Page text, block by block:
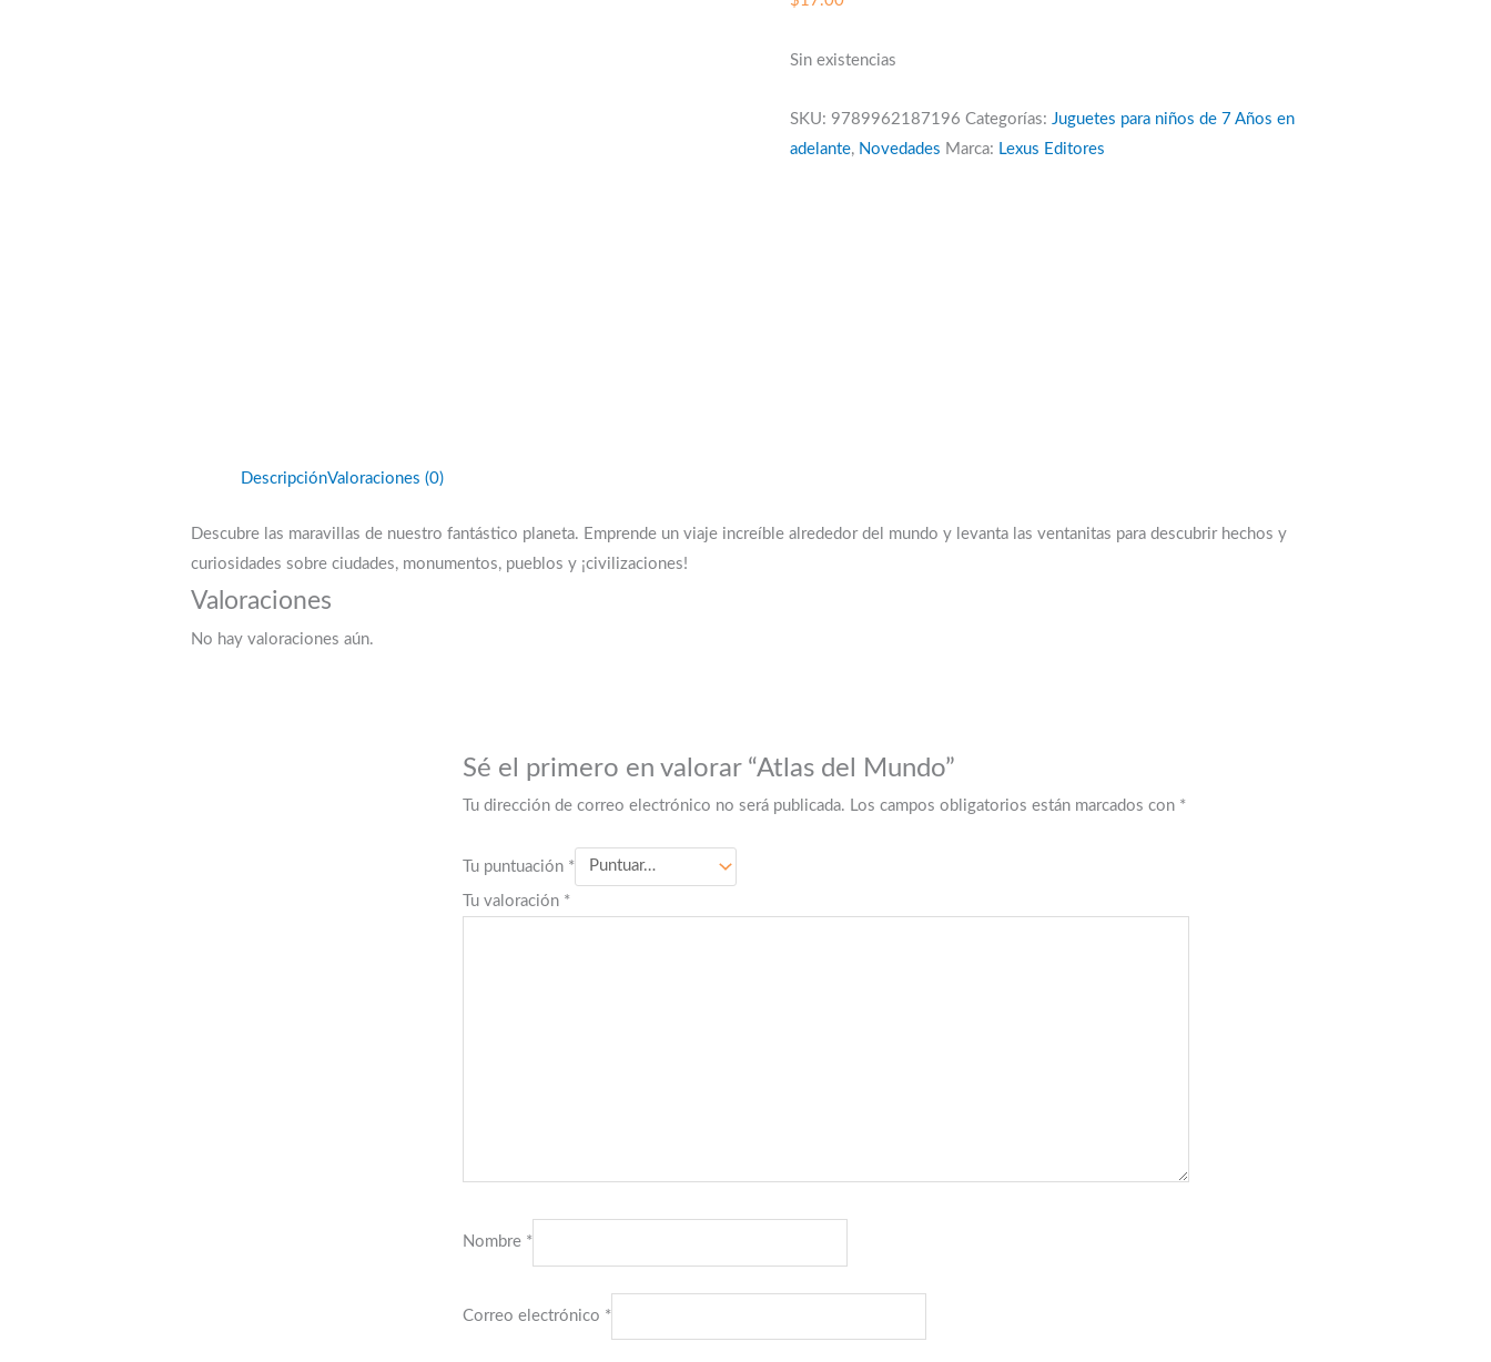
Sin existencias
SKU: 9789962187196 Categorías: Juguetes para niños de 7 Años en
adelante, Novedades Marca: Lexus Editores
DescripciónValoraciones (0)
Descubre las maravillas de nuestro fantástico planeta. Emprende un viaje increíble alrededor del mundo y levanta las ventanitas para descubrir hechos y
curiosidades sobre ciudades, monumentos, pueblos y ¡civilizaciones!
Valoraciones
No hay valoraciones aún.
Sé el primero en valorar “Atlas del Mundo”
Tu dirección de correo electrónico no será publicada. Los campos obligatorios están marcados con *
Tu puntuación *
Tu valoración *
Nombre *
Correo electrónico *